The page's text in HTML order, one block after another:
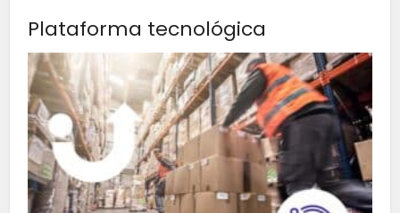
Plataforma tecnológica